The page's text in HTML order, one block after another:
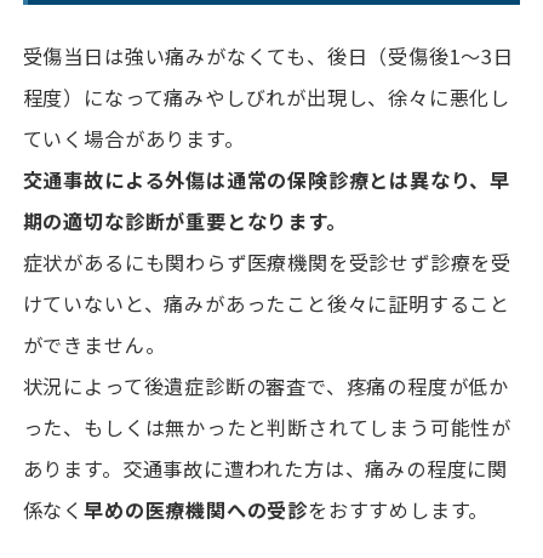
受傷当日は強い痛みがなくても、後日（受傷後1～3日
程度）になって痛みやしびれが出現し、徐々に悪化し
ていく場合があります。
交通事故による外傷は通常の保険診療とは異なり、早
期の適切な診断が重要となります。
症状があるにも関わらず医療機関を受診せず診療を受
けていないと、痛みがあったこと後々に証明すること
ができません。
状況によって後遺症診断の審査で、疼痛の程度が低か
った、もしくは無かったと判断されてしまう可能性が
あります。交通事故に遭われた方は、痛みの程度に関
係なく早めの医療機関への受診をおすすめします。